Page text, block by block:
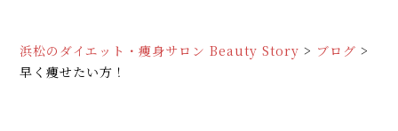
浜松のダイエット・痩身サロン Beauty Story > ブログ >
早く痩せたい方！